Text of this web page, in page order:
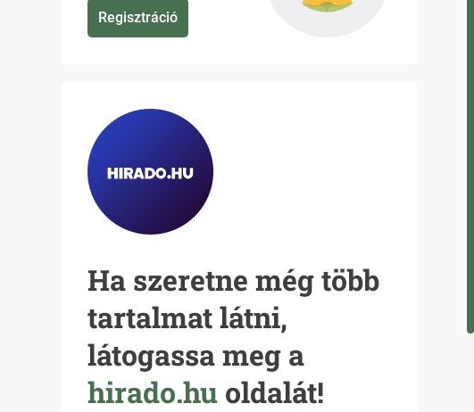
Regisztráció
Ha szeretne még több
tartalmat látni,
látogassa meg a
hirado.hu oldalát!